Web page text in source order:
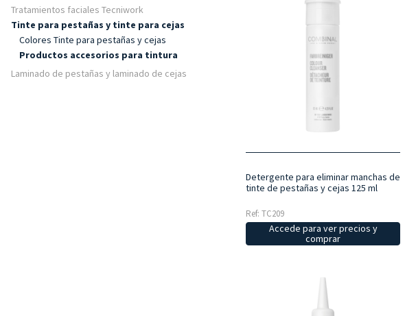
Tratamientos faciales Tecniwork
Tinte para pestañas y tinte para cejas
Colores Tinte para pestañas y cejas
Productos accesorios para tintura
Laminado de pestañas y laminado de cejas
Detergente para eliminar manchas de
tinte de pestañas y cejas 125 ml
Ref: TC209
Accede para ver precios y
comprar